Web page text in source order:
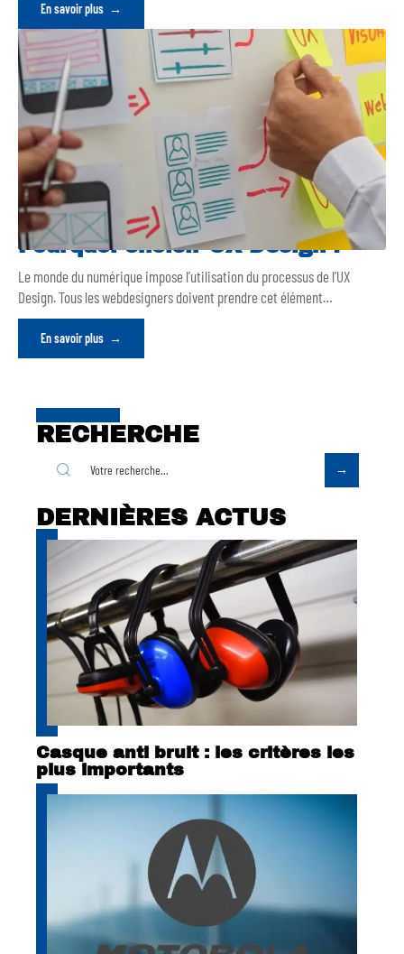
En savoir plus
Pourquoi choisir UX Design ?
Le monde du numérique impose l’utilisation du processus de l’UX
Design. Tous les webdesigners doivent prendre cet élément…
En savoir plus
RECHERCHE
DERNIÈRES ACTUS
Casque anti bruit : les critères les
plus importants